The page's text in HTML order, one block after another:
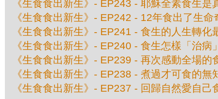
《生食食出新生》- EP243 - 耶穌全素食生是
《生食食出新生》- EP242 - 12年食出了生命
《生食食出新生》- EP241 - 食生的人生轉化
《生食食出新生》- EP240 - 食生怎樣「治病
《生食食出新生》- EP239 - 再次感動全場的
《生食食出新生》- EP238 - 煮過才可食的無
《生食食出新生》- EP237 - 回歸自然愛自己